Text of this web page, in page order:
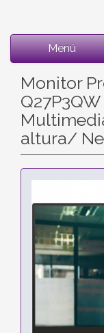
Menú
Monitor
altura/